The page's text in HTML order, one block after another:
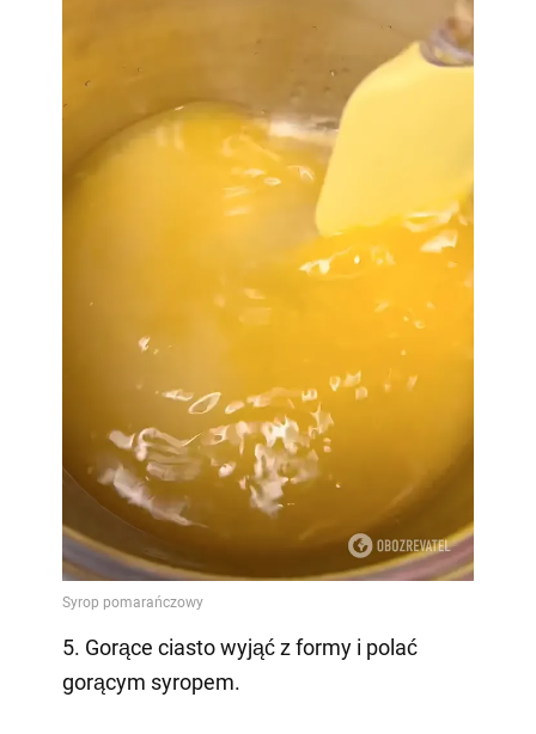
5. Gorące ciasto wyjąć z formy i polać
gorącym syropem.